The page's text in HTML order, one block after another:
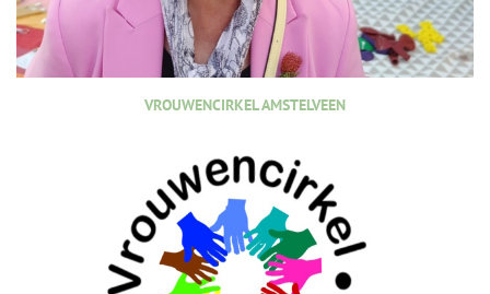
VROUWENCIRKEL AMSTELVEEN